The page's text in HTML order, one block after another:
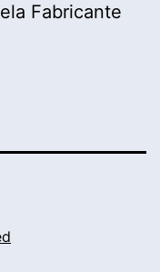
Fabricante